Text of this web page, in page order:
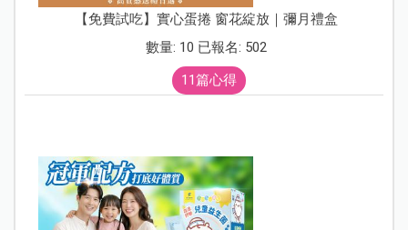
【免費試吃】實心蛋捲 窗花綻放｜彌月禮盒
數量: 10 已報名: 502
11篇心得